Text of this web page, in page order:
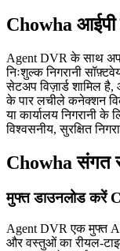
Chowha
Agent DVR के साथ
निःशुल्क निगरानी
सेटअप विज़ार्ड शामिल
के पार लचीले कनेक्शन
या कार्यालय निगरानी
विश्वसनीय, सुरक्षित
Chowha संगत
मुफ्त डाउनलोड करें
Agent DVR एक मुफ्त
और वस्तुओं का रीयल-